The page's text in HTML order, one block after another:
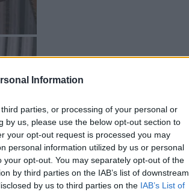
Information
parties, or processing of your personal or
by us, please use the below opt-out section to
your opt-out request is processed you may
personal information utilized by us or personal
opt-out. You may separately opt-out of the
by third parties on the IAB’s list of downstream
by us to third parties on the IAB’s List of